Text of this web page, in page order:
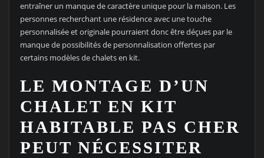
entraîner un manque de caractère unique pour la maison. Les
personnes recherchant une résidence avec une touche
personnalisée et originale pourraient donc être déçues par le
manque de possibilités de personnalisation offertes par
certains modèles de chalets en kit.
LE MONTAGE D’UN
CHALET EN KIT
HABITABLE PAS CHER
PEUT NÉCESSITER